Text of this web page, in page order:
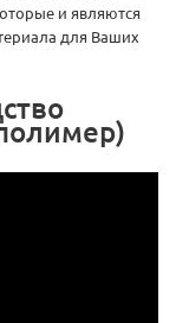
и являются
для Ваших